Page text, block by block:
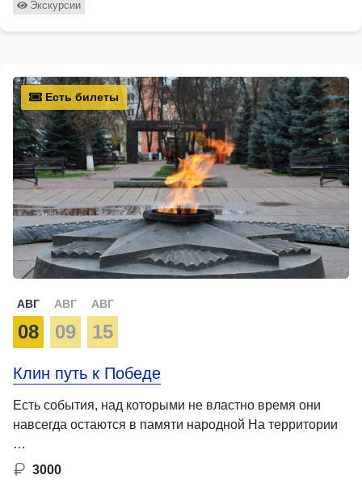
Экскурсии
Есть билеты
АВГ
08
АВГ
09
АВГ
15
Клин путь к Победе
Есть события, над которыми не властно время они
навсегда остаются в памяти народной На территории
…
3000